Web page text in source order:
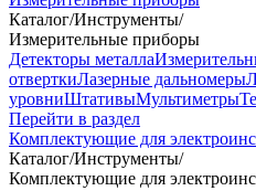
Каталог/Инструменты/
Измерительные приборы
Детекторы металла
отверткиЛазерные дальномеры
уровниШтативыМультиметры
Перейти в раздел
Комплектующие для
Каталог/Инструменты/
Комплектующие для